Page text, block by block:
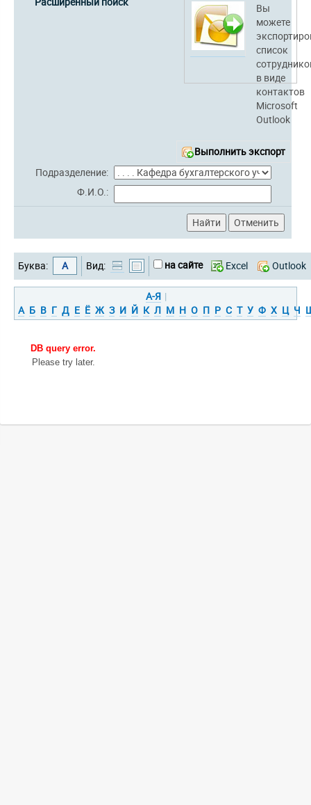
Вы
можете
список
в виде
контактов
Microsoft
Outlook
Выполнить экспорт
Расширенный поиск
Подразделение:
Ф.И.О.:
Буква: А Вид: на сайте Excel Outlook
А-Я |
А Б В Г Д Е Ё Ж З И Й К Л М Н О П Р С Т У Ф Х Ц Ч
DB query error.
Please try later.